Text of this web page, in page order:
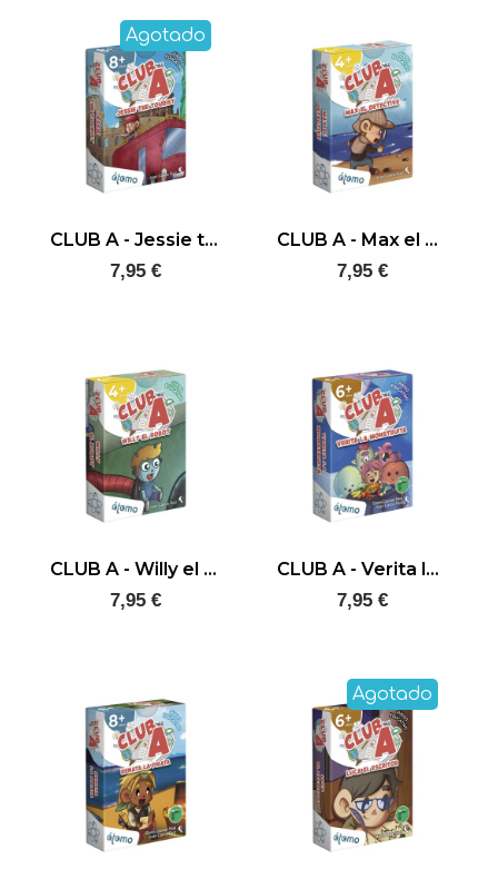
CLUB A - Jessie the tourist
7,95 €
Agotado
CLUB A - Max el detective
7,95 €
CLUB A - Willy el robot
7,95 €
CLUB A - Verita la monstruita
7,95 €
Agotado